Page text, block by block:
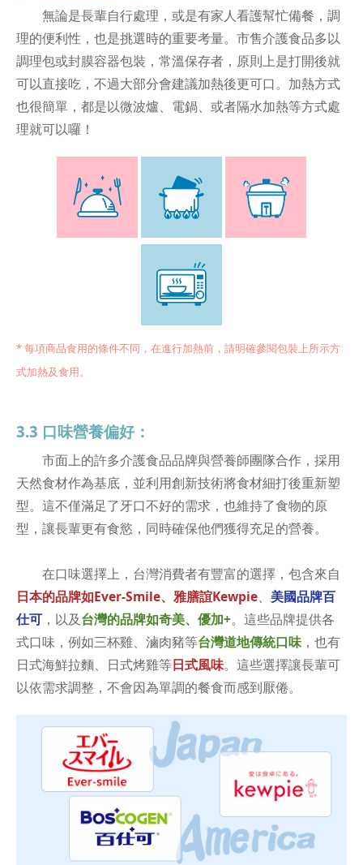
無論是長輩自行處理，或是有家人看護幫忙備餐，調
理的便利性，也是挑選時的重要考量。市售介護食品多以
調理包或封膜容器包裝，常溫保存者，原則上是打開後就
可以直接吃，不過大部分會建議加熱後更可口。加熱方式
也很簡單，都是以微波爐、電鍋、或者隔水加熱等方式處
理就可以囉！
* 每項商品食用的條件不同，在進行加熱前，請明確參閱包裝上所示方
式加熱及食用。
3.3 口味營養偏好：
市面上的許多介護食品品牌與營養師團隊合作，採用
天然食材作為基底，並利用創新技術將食材細打後重新塑
型。這不僅滿足了牙口不好的需求，也維持了食物的原
型，讓長輩更有食慾，同時確保他們獲得充足的營養。
在口味選擇上，台灣消費者有豐富的選擇，包含來自
日本的品牌如Ever-Smile、雅膳誼Kewpie、 美國品牌百
仕可 ，以及台灣的品牌如奇美、優加+。這些品牌提供各
式口味，例如三杯雞、滷肉豬等台灣道地傳統口味，也有
日式海鮮拉麵、日式烤雞等日式風味。這些選擇讓長輩可
以依需求調整，不會因為單調的餐食而感到厭倦。